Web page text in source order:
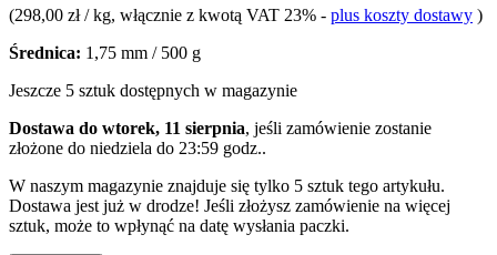
(298,00 zł / kg, włącznie z kwotą VAT 23% - plus koszty dostawy )
Średnica: 1,75 mm / 500 g
Jeszcze 5 sztuk dostępnych w magazynie
Dostawa do wtorek, 11 sierpnia, jeśli zamówienie zostanie
złożone do niedziela do 23:59 godz..
W naszym magazynie znajduje się tylko 5 sztuk tego artykułu.
Dostawa jest już w drodze! Jeśli złożysz zamówienie na więcej
sztuk, może to wpłynąć na datę wysłania paczki.